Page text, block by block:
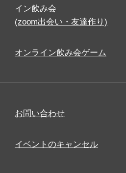
イン飲み会
(zoom出会い・友達作り)
オンライン飲み会ゲーム
お問い合わせ
イベントのキャンセル